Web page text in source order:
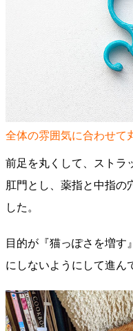
全体の雰囲気に合わせて
前足を丸くして、ストラ
肛門とし、薬指と中指の
した。
目的が『猫っぽさを増す
にしないようにして進ん